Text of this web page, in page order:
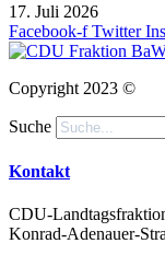
17. Juli 2026
Facebook-f Twitter
Copyright 2023 ©
Suche
Kontakt
CDU-
Konrad-Adenauer-